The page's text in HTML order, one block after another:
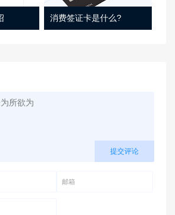
消费签证卡是什么?
提交评论